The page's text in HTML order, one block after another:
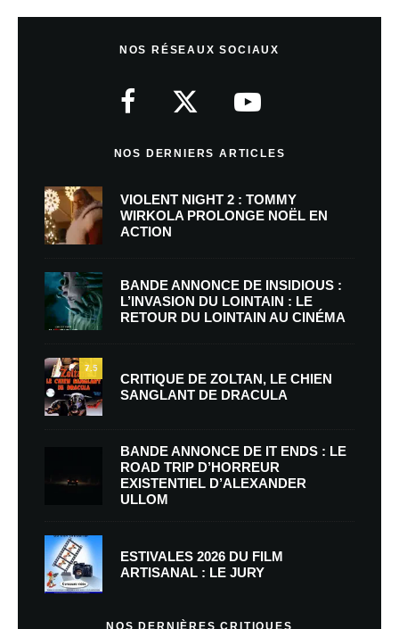
NOS RÉSEAUX SOCIAUX
NOS DERNIERS ARTICLES
VIOLENT NIGHT 2 : TOMMY
WIRKOLA PROLONGE NOËL EN
ACTION
BANDE ANNONCE DE INSIDIOUS :
L’INVASION DU LOINTAIN : LE
RETOUR DU LOINTAIN AU CINÉMA
7.5
CRITIQUE DE ZOLTAN, LE CHIEN
SANGLANT DE DRACULA
BANDE ANNONCE DE IT ENDS : LE
ROAD TRIP D’HORREUR
EXISTENTIEL D’ALEXANDER
ULLOM
ESTIVALES 2026 DU FILM
ARTISANAL : LE JURY
NOS DERNIÈRES CRITIQUES